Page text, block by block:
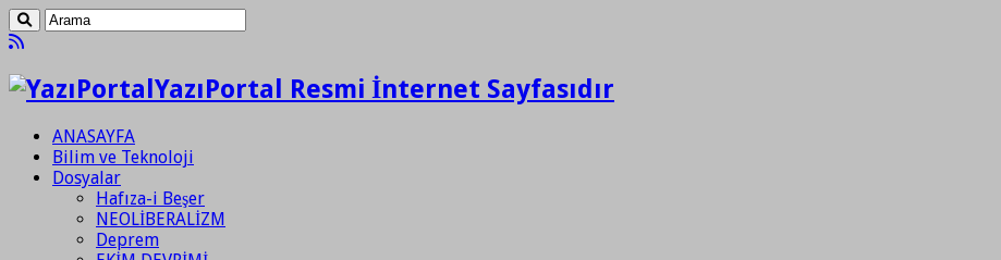
YazıPortal Resmi İnternet Sayfasıdır
ANASAYFA
Bilim ve Teknoloji
Dosyalar
Hafıza-i Beşer
NEOLİBERALİZM
Deprem